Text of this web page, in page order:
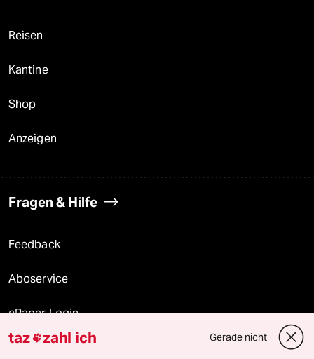
Reisen
Kantine
Shop
Anzeigen
Fragen & Hilfe
Feedback
Aboservice
ePaper Login
Downloads für Abonnierende
taz zahl ich Gerade nicht